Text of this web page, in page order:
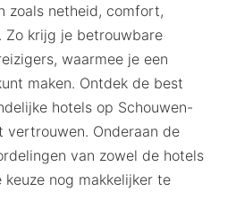
zoals netheid, comfort,
Zo krijg je betrouwbare
waarmee je een
maken. Ontdek de best
hotels op Schouwen-
vertrouwen. Onderaan de
van zowel de hotels
nog makkelijker te